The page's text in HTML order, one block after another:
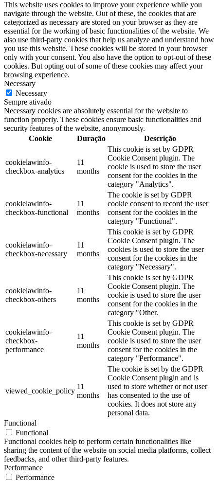
This website uses cookies to improve your experience while you
navigate through the website. Out of these, the cookies that are
categorized as necessary are stored on your browser as they are
essential for the working of basic functionalities of the website. We
also use third-party cookies that help us analyze and understand how
you use this website. These cookies will be stored in your browser
only with your consent. You also have the option to opt-out of these
cookies. But opting out of some of these cookies may affect your
browsing experience.
Necessary
Necessary
Sempre ativado
Necessary cookies are absolutely essential for the website to
function properly. These cookies ensure basic functionalities and
security features of the website, anonymously.
Cookie
Duração Descrição
cookielawinfo-
checkbox-analytics
11
months
This cookie is set by GDPR
Cookie Consent plugin. The
cookie is used to store the user
consent for the cookies in the
category "Analytics".
cookielawinfo-
checkbox-functional
11
months
The cookie is set by GDPR
cookie consent to record the user
consent for the cookies in the
category "Functional".
cookielawinfo-
checkbox-necessary
11
months
This cookie is set by GDPR
Cookie Consent plugin. The
cookies is used to store the user
consent for the cookies in the
category "Necessary".
cookielawinfo-
checkbox-others
11
months
This cookie is set by GDPR
Cookie Consent plugin. The
cookie is used to store the user
consent for the cookies in the
category "Other.
cookielawinfo-
checkbox-
performance
11
months
This cookie is set by GDPR
Cookie Consent plugin. The
cookie is used to store the user
consent for the cookies in the
category "Performance".
viewed_cookie_policy
11
months
The cookie is set by the GDPR
Cookie Consent plugin and is
used to store whether or not user
has consented to the use of
cookies. It does not store any
personal data.
Functional
Functional
Functional cookies help to perform certain functionalities like
sharing the content of the website on social media platforms, collect
feedbacks, and other third-party features.
Performance
Performance